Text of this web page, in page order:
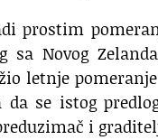
prostim
sa Novog
letnje
se istog
i graditelj